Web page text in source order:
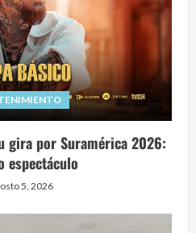
gira por Suramérica 2026:
espectáculo
5, 2026